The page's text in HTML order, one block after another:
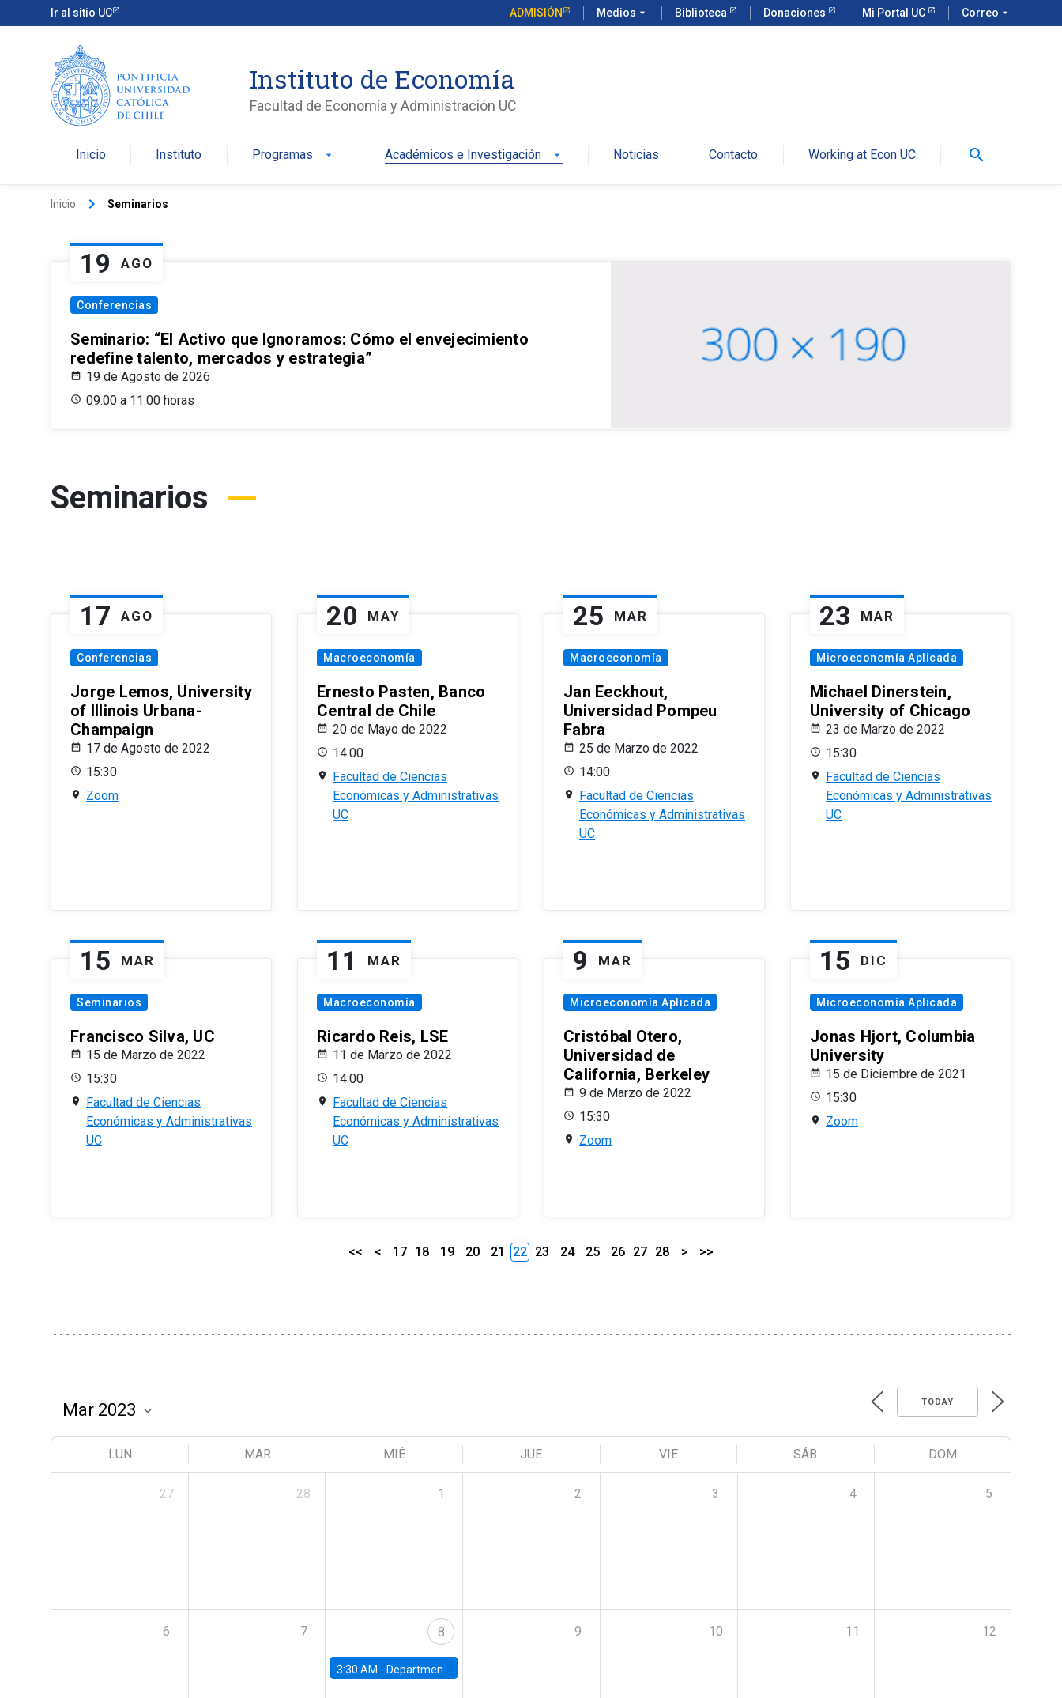
Ir al sitio UC ADMISIÓN Medios arrow_drop_down Biblioteca Donaciones Mi Portal UC Correo arrow_drop_down
Instituto de Economía
Facultad de Economía y Administración UC
Inicio Instituto Programas arrow_drop_down Académicos e Investigación arrow_drop_down Noticias Contacto Working at Econ UC search
Inicio keyboard_arrow_right Seminarios
19 AGO
Conferencias
Seminario: “El Activo que Ignoramos: Cómo el envejecimiento
redefine talento, mercados y estrategia”
19 de Agosto de 2026
09:00 a 11:00 horas
Seminarios
17 AGO
Conferencias
Jorge Lemos, University
of Illinois Urbana-
Champaign
17 de Agosto de 2022
15:30
Zoom
20 MAY
Macroeconomía
Ernesto Pasten, Banco
Central de Chile
20 de Mayo de 2022
14:00
Facultad de Ciencias
Económicas y Administrativas
UC
25 MAR
Macroeconomía
Jan Eeckhout,
Universidad Pompeu
Fabra
25 de Marzo de 2022
14:00
Facultad de Ciencias
Económicas y Administrativas
UC
23 MAR
Microeconomía Aplicada
Michael Dinerstein,
University of Chicago
23 de Marzo de 2022
15:30
Facultad de Ciencias
Económicas y Administrativas
UC
15 MAR
Seminarios
Francisco Silva, UC
15 de Marzo de 2022
15:30
Facultad de Ciencias
Económicas y Administrativas
UC
11 MAR
Macroeconomía
Ricardo Reis, LSE
11 de Marzo de 2022
14:00
Facultad de Ciencias
Económicas y Administrativas
UC
9 MAR
Microeconomía Aplicada
Cristóbal Otero,
Universidad de
California, Berkeley
9 de Marzo de 2022
15:30
Zoom
15 DIC
Microeconomía Aplicada
Jonas Hjort, Columbia
University
15 de Diciembre de 2021
15:30
Zoom
<< < 17 18 19 20 21 22 23 24 25 26 27 28 > >>
TODAY
LUN MAR MIÉ JUE VIE SÁB DOM
27 28 1 2 3 4 5
6 7 8
3:30 AM - Department Seminar: James Robinson
9 10 11 12